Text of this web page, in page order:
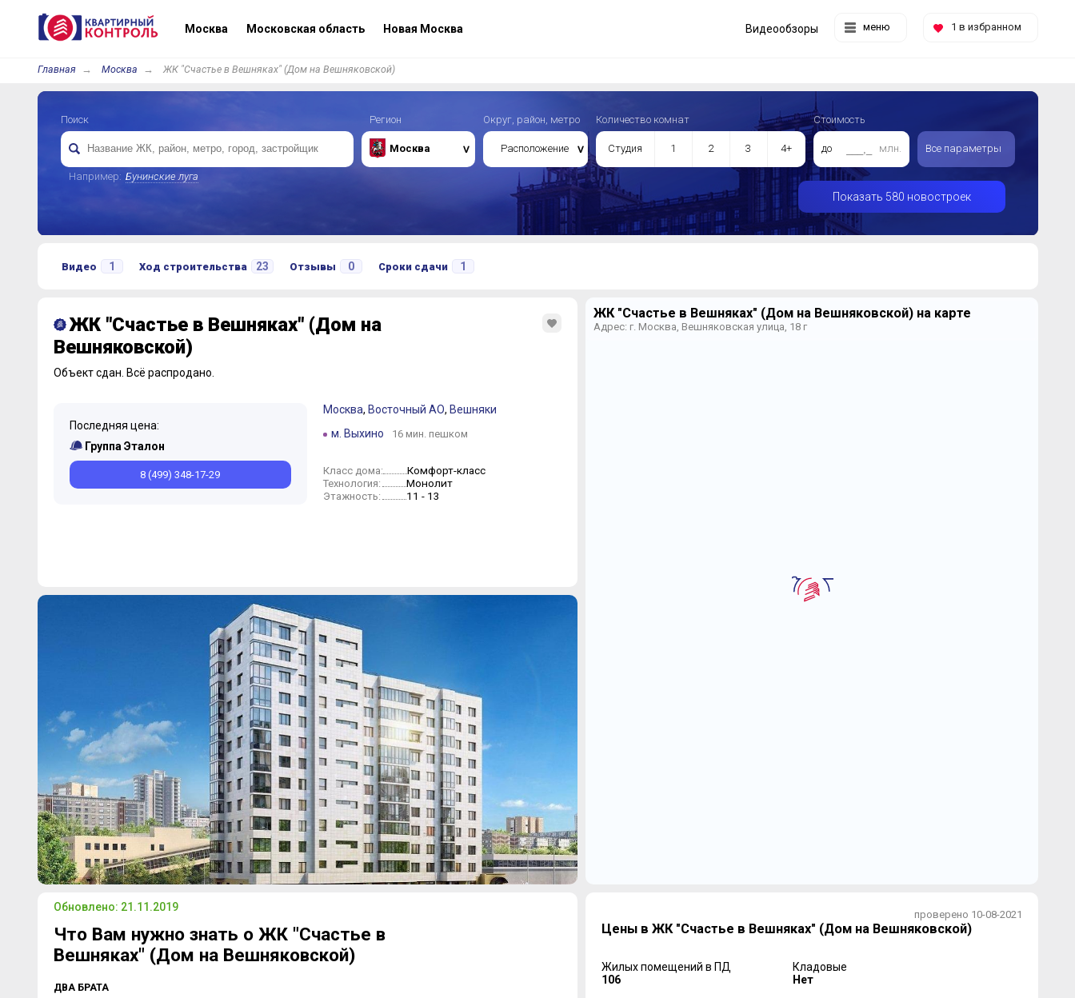
Москва Московская область Новая Москва меню 1 в избранном
Видеообзоры
Главная Москва ЖК "Счастье в Вешняках" (Дом на Вешняковской)
Поиск
Например: Бунинские луга
Регион
Москва
Округ, район, метро
Расположение
Количество комнат
Студия 1 2 3 4+
Стоимость
до млн. Все параметры
Показать 580 новостроек
Видео 1 Ход строительства 23 Отзывы 0 Сроки сдачи 1
ЖК "Счастье в Вешняках" (Дом на
Вешняковской)
Объект сдан. Всё распродано.
Последняя цена:
Группа Эталон
8 (499) 348-17-29
Москва, Восточный АО, Вешняки
м. Выхино
16 мин. пешком
Класс дома: Комфорт-класс
Технология: Монолит
Этажность: 11 - 13
Обновлено: 21.11.2019
Что Вам нужно знать о ЖК "Счастье в
Вешняках" (Дом на Вешняковской)
ДВА БРАТА
ЖК "Счастье в Вешняках" (Дом на Вешняковской) на карте
Адрес: г. Москва, Вешняковская улица, 18 г
проверено 10-08-2021
Цены в ЖК "Счастье в Вешняках" (Дом на Вешняковской)
Жилых помещений в ПД
106
Кладовые
Нет